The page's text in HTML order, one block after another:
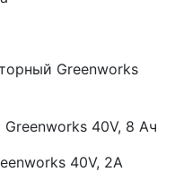
Greenworks
Greenworks 40V, 8 Ач
40V, 2А